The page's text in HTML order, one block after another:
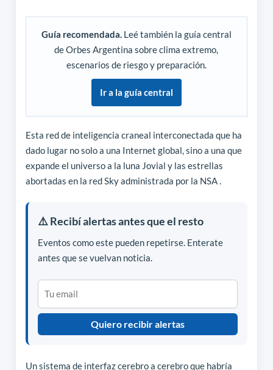
Guía recomendada.Leé también la guía central
de Orbes Argentina sobre clima extremo,
escenarios de riesgo y preparación.
Ir a la guía central
Esta red de inteligencia craneal interconectada que ha
dado lugar no solo a una Internet global, sino a una que
expande el universo a la luna Jovial y las estrellas
abortadas en la red Sky administrada por la NSA .
⚠️ Recibí alertas antes que el resto
Eventos como este pueden repetirse. Enterate
antes que se vuelvan noticia.
Quiero recibir alertas
Un sistema de interfaz cerebro a cerebro que habría